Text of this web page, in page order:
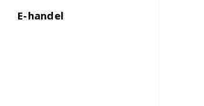
E-handel